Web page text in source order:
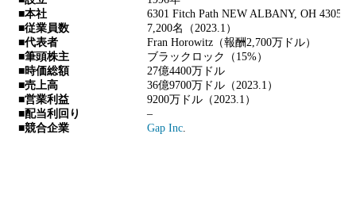
■本社
6301 Fitch Path NEW ALBANY, OH 43054
■従業員数
7,200名（2023.1）
■代表者
Fran Horowitz（報酬2,700万ドル）
■筆頭株主
ブラックロック（15%）
■時価総額
27億4400万ドル
■売上高
36億9700万ドル（2023.1）
■営業利益
9200万ドル（2023.1）
■配当利回り
–
■競合企業
Gap Inc.